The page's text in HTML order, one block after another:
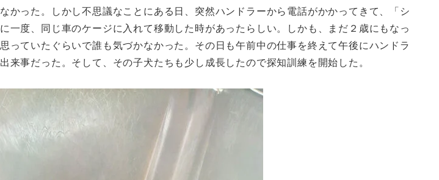
った。しかし不思議なことにある日、突然ハンドラーから電話がかかってきて、「シ
度、同じ車のケージに入れて移動した時があったらしい。しかも、まだ２歳にもなっ
ていたぐらいで誰も気づかなかった。その日も午前中の仕事を終えて午後にハンドラ
事だった。そして、その子犬たちも少し成長したので探知訓練を開始した。